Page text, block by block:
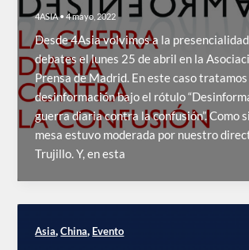
4ASIA•4 mayo, 2022
Desde 4Asia volvimos a la
debates el lunes 25 de abril en la
Prensa de Madrid. En este caso
desinformación bajo el rótulo
guerra diaria contra la confusión”. Como
mesa estuvo moderada por nuestro
Trujillo. Y, en esta
Asia,China, Evento